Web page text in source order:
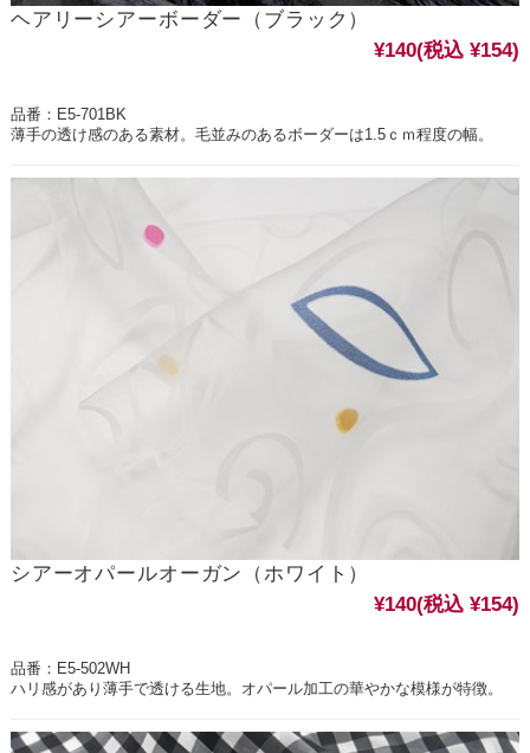
ヘアリーシアーボーダー（ブラック）
¥140(税込 ¥154)
品番：E5-701BK
薄手の透け感のある素材。毛並みのあるボーダーは1.5ｃｍ程度の幅。
シアーオパールオーガン（ホワイト）
¥140(税込 ¥154)
品番：E5-502WH
ハリ感があり薄手で透ける生地。オパール加工の華やかな模様が特徴。